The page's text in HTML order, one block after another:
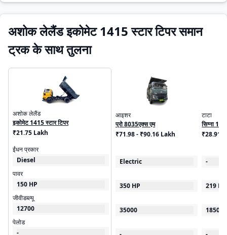
अशोक लेलैंड इकोमेट 1415 स्टार टिपर समान
ट्रक के साथ तुलना
अशोक लेलैंड
इकोमेट 1415 स्टार टिपर
₹21.75 Lakh
ईंधन प्रकार
Diesel
पावर
150 HP
जीवीडब्ल्यू
12700
पेलोड
-
आइशर
प्रो 8035एक्स एम
₹71.98 - ₹90.16 Lakh
Electric
350 HP
35000
टाटा
सिग्ना
₹28.91
-
219 HP
18500